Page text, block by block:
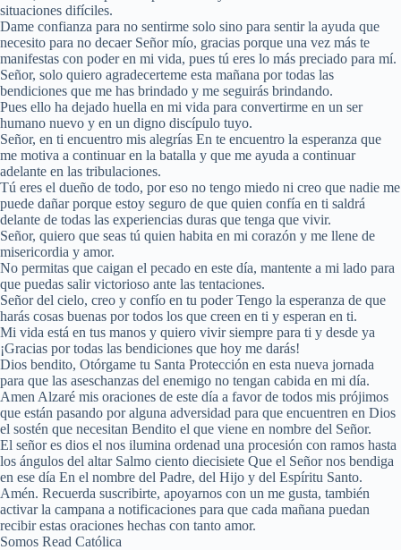
situaciones difíciles.
Dame confianza para no sentirme solo sino para sentir la ayuda que
necesito para no decaer Señor mío, gracias porque una vez más te
manifestas con poder en mi vida, pues tú eres lo más preciado para mí.
Señor, solo quiero agradecerteme esta mañana por todas las
bendiciones que me has brindado y me seguirás brindando.
Pues ello ha dejado huella en mi vida para convertirme en un ser
humano nuevo y en un digno discípulo tuyo.
Señor, en ti encuentro mis alegrías En te encuentro la esperanza que
me motiva a continuar en la batalla y que me ayuda a continuar
adelante en las tribulaciones.
Tú eres el dueño de todo, por eso no tengo miedo ni creo que nadie me
puede dañar porque estoy seguro de que quien confía en ti saldrá
delante de todas las experiencias duras que tenga que vivir.
Señor, quiero que seas tú quien habita en mi corazón y me llene de
misericordia y amor.
No permitas que caigan el pecado en este día, mantente a mi lado para
que puedas salir victorioso ante las tentaciones.
Señor del cielo, creo y confío en tu poder Tengo la esperanza de que
harás cosas buenas por todos los que creen en ti y esperan en ti.
Mi vida está en tus manos y quiero vivir siempre para ti y desde ya
¡Gracias por todas las bendiciones que hoy me darás!
Dios bendito, Otórgame tu Santa Protección en esta nueva jornada
para que las aseschanzas del enemigo no tengan cabida en mi día.
Amen Alzaré mis oraciones de este día a favor de todos mis prójimos
que están pasando por alguna adversidad para que encuentren en Dios
el sostén que necesitan Bendito el que viene en nombre del Señor.
El señor es dios el nos ilumina ordenad una procesión con ramos hasta
los ángulos del altar Salmo ciento diecisiete Que el Señor nos bendiga
en ese día En el nombre del Padre, del Hijo y del Espíritu Santo.
Amén. Recuerda suscribirte, apoyarnos con un me gusta, también
activar la campana a notificaciones para que cada mañana puedan
recibir estas oraciones hechas con tanto amor.
Somos Read Católica